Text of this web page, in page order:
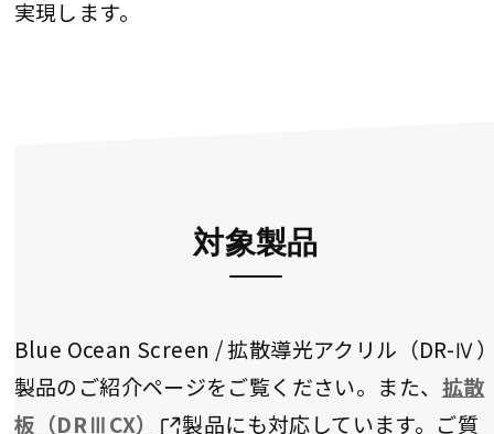
実現します。
対象製品
Blue Ocean Screen / 拡散導光アクリル（DR-Ⅳ
製品のご紹介ページをご覧ください。また、 拡散
板（DRⅢCX）
製品にも対応しています。ご質